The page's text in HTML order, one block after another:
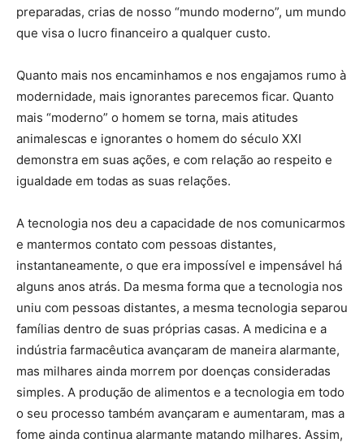
preparadas, crias de nosso “mundo moderno”, um mundo
que visa o lucro financeiro a qualquer custo.
Quanto mais nos encaminhamos e nos engajamos rumo à
modernidade, mais ignorantes parecemos ficar. Quanto
mais “moderno” o homem se torna, mais atitudes
animalescas e ignorantes o homem do século XXI
demonstra em suas ações, e com relação ao respeito e
igualdade em todas as suas relações.
A tecnologia nos deu a capacidade de nos comunicarmos
e mantermos contato com pessoas distantes,
instantaneamente, o que era impossível e impensável há
alguns anos atrás. Da mesma forma que a tecnologia nos
uniu com pessoas distantes, a mesma tecnologia separou
famílias dentro de suas próprias casas. A medicina e a
indústria farmacêutica avançaram de maneira alarmante,
mas milhares ainda morrem por doenças consideradas
simples. A produção de alimentos e a tecnologia em todo
o seu processo também avançaram e aumentaram, mas a
fome ainda continua alarmante matando milhares. Assim,